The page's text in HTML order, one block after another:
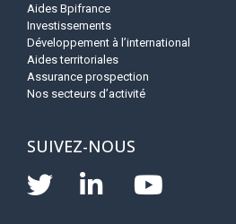
Aides Bpifrance
Investissements
Développement à l’international
Aides territoriales
Assurance prospection
Nos secteurs d’activité
SUIVEZ-NOUS